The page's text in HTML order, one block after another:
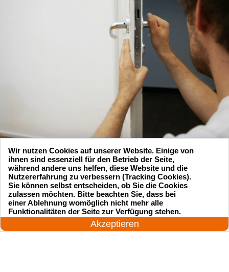
Suchen Sie einen Schlüsseldienst
zu einem vernünftigen Preis?
24 Stunden am Tag
Akzeptieren
Wir nutzen Cookies auf unserer Website. Einige von
ihnen sind essenziell für den Betrieb der Seite,
während andere uns helfen, diese Website und die
Nutzererfahrung zu verbessern (Tracking Cookies).
Sie können selbst entscheiden, ob Sie die Cookies
zulassen möchten. Bitte beachten Sie, dass bei
einer Ablehnung womöglich nicht mehr alle
Funktionalitäten der Seite zur Verfügung stehen.